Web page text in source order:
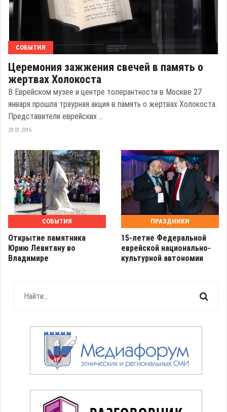
СОБЫТИЯ
Церемония зажжения свечей в память о
жертвах Холокоста
В Еврейском музее и центре толерантности в Москве 27
января прошла траурная акция в память о жертвах Холокоста.
Представители еврейских ...
28.01.2016
СОБЫТИЯ
Открытие памятника
Юрию Левитану во
Владимире
ПРАЗДНИКИ
15-летие Федеральной
еврейской национально-
культурной автономии